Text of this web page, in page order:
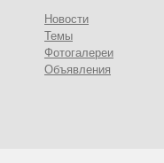
Новости
Темы
Фотогалереи
Объявления